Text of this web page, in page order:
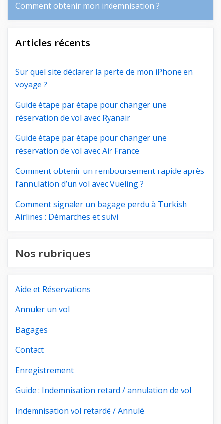
Comment obtenir mon indemnisation ?
Articles récents
Sur quel site déclarer la perte de mon iPhone en
voyage ?
Guide étape par étape pour changer une
réservation de vol avec Ryanair
Guide étape par étape pour changer une
réservation de vol avec Air France
Comment obtenir un remboursement rapide après
l’annulation d’un vol avec Vueling ?
Comment signaler un bagage perdu à Turkish
Airlines : Démarches et suivi
Nos rubriques
Aide et Réservations
Annuler un vol
Bagages
Contact
Enregistrement
Guide : Indemnisation retard / annulation de vol
Indemnisation vol retardé / Annulé